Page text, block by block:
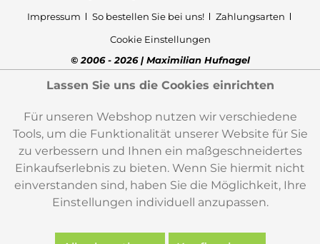
Impressum
So bestellen Sie bei uns!
Zahlungsarten
Cookie Einstellungen
© 2006 - 2026 | Maximilian Hufnagel
Lassen Sie uns die Cookies einrichten
Für unseren Webshop nutzen wir verschiedene
Tools, um die Funktionalität unserer Website für Sie
zu verbessern und Ihnen ein maßgeschneidertes
Einkaufserlebnis zu bieten. Wenn Sie hiermit nicht
einverstanden sind, haben Sie die Möglichkeit, Ihre
Einstellungen individuell anzupassen.